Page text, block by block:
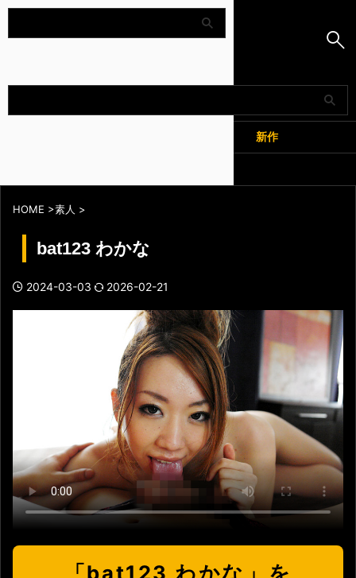
Amapedia
新作
HOME >素人 >
bat123 わかな
2024-03-03 2026-02-21
「bat123 わかな」を